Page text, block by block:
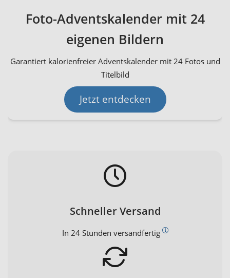
Foto-Adventskalender mit 24
eigenen Bildern
Garantiert kalorienfreier Adventskalender mit 24 Fotos und
Titelbild
Jetzt entdecken
Schneller Versand
In 24 Stunden versandfertig